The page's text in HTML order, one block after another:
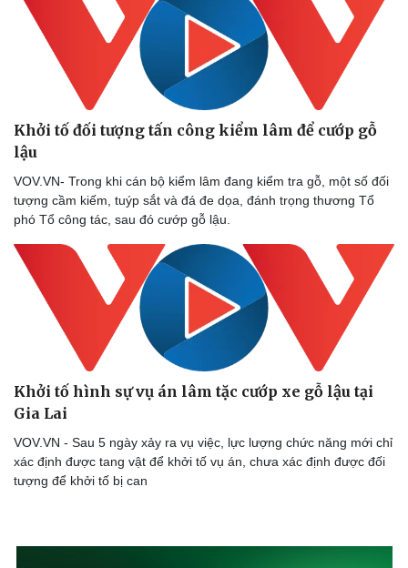
Sức khỏe
Dinh dưỡng - món ngon
Cây thuốc
Sản phụ khoa
Nhi khoa
Nam khoa
Phòng mạch online
Ăn sạch sống khỏe
Đời sống
Nhà đẹp
Blog
Tình yêu - Gia đình
Khởi tố đối tượng tấn công kiểm lâm để cướp gỗ
lậu
VOV.VN- Trong khi cán bộ kiểm lâm đang kiểm tra gỗ, một số đối
tượng cầm kiếm, tuýp sắt và đá đe dọa, đánh trọng thương Tổ
phó Tổ công tác, sau đó cướp gỗ lậu.
Khởi tố hình sự vụ án lâm tặc cướp xe gỗ lậu tại
Gia Lai
VOV.VN - Sau 5 ngày xảy ra vụ việc, lực lượng chức năng mới chỉ
xác định được tang vật để khởi tố vụ án, chưa xác định được đối
tượng để khởi tố bị can